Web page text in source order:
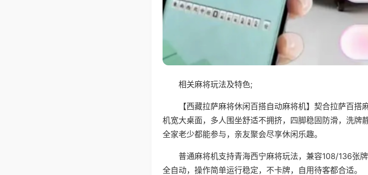
相关麻将玩法及特色;
【西藏拉萨麻将休闲百搭自动麻将机】契合拉萨百
机宽大桌面，多人围坐舒适不拥挤，四脚稳固防滑，洗牌
全家老少都能参与，亲友聚会尽享休闲乐趣。
普通麻将机支持青海西宁麻将玩法，兼容108/136张
全自动，操作简单运行稳定，不卡牌，自用待客都合适。